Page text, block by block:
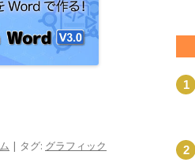
| タグ: グラフィック